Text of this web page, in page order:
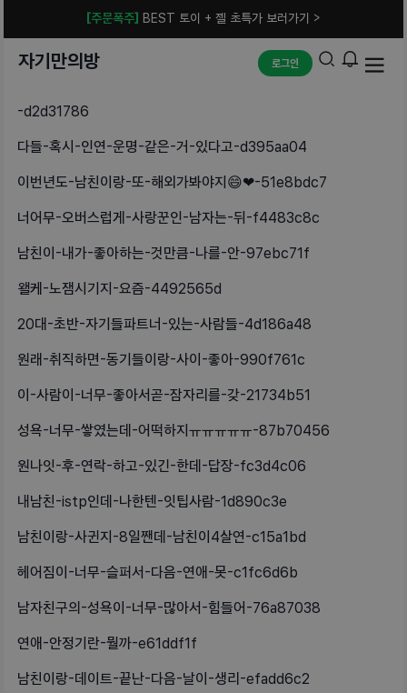
[주문폭주] BEST 토이 + 젤 초특가 보러가기 >
자기만의방 로그인
-d2d31786
다들-혹시-인연-운명-같은-거-있다고-d395aa04
이번년도-남친이랑-또-해외가봐야지😄❤-51e8bdc7
너어무-오버스럽게-사랑꾼인-남자는-뒤-f4483c8c
남친이-내가-좋아하는-것만큼-나를-안-97ebc71f
왤케-노잼시기지-요즘-4492565d
20대-초반-자기들파트너-있는-사람들-4d186a48
원래-취직하면-동기들이랑-사이-좋아-990f761c
이-사람이-너무-좋아서곧-잠자리를-갖-21734b51
성욕-너무-쌓였는데-어떡하지ㅠㅠㅠㅠㅠ-87b70456
원나잇-후-연락-하고-있긴-한데-답장-fc3d4c06
내남친-istp인데-나한텐-잇팁사람-1d890c3e
남친이랑-사귄지-8일짼데-남친이4살연-c15a1bd
헤어짐이-너무-슬퍼서-다음-연애-못-c1fc6d6b
남자친구의-성욕이-너무-많아서-힘들어-76a87038
연애-안정기란-뭘까-e61ddf1f
남친이랑-데이트-끝난-다음-날이-생리-efadd6c2